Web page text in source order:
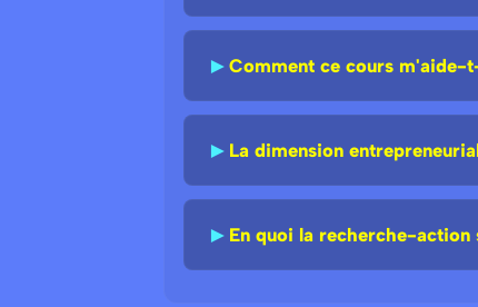
► Comment ce cours m'aide-
► La dimension
► En quoi la recherche-